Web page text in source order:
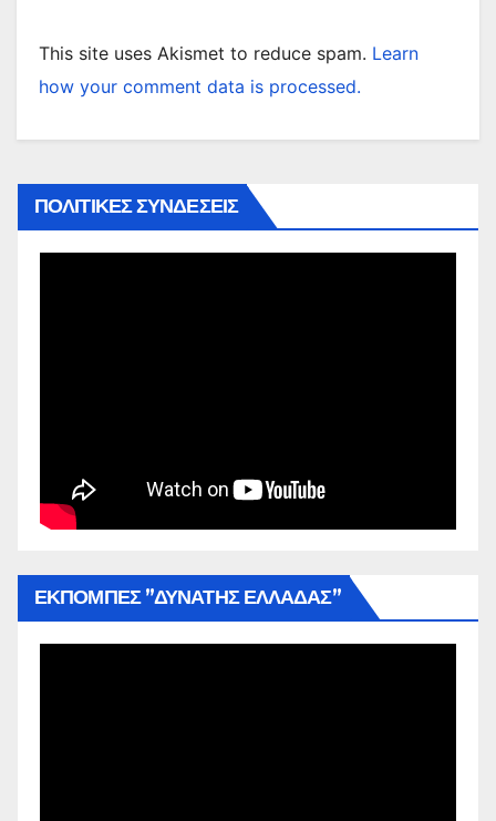
This site uses Akismet to reduce spam. Learn
how your comment data is processed.
ΠΟΛΙΤΙΚΕΣ ΣΥΝΔΕΣΕΙΣ
ΕΚΠΟΜΠΕΣ ”ΔΥΝΑΤΗΣ ΕΛΛΑΔΑΣ”